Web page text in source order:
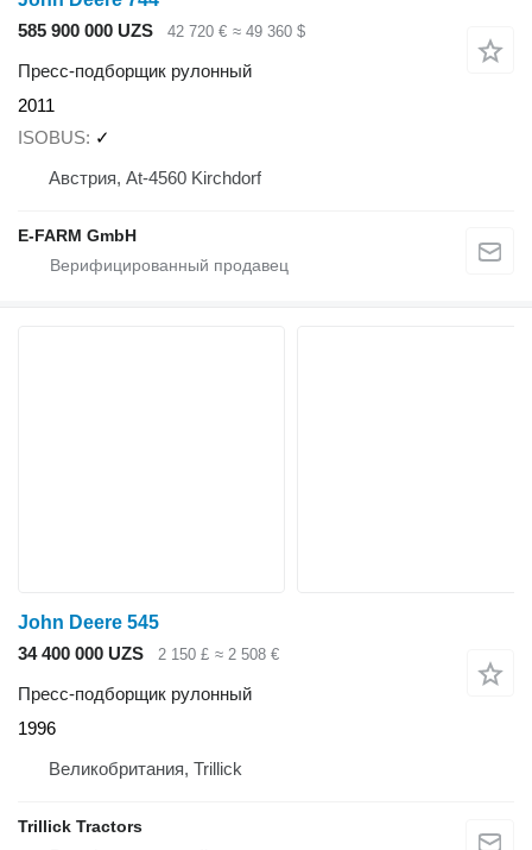
585 900 000 UZS
42 720 € ≈ 49 360 $
Пресс-подборщик рулонный
2011
ISOBUS ✓
Австрия, At-4560 Kirchdorf
E-FARM GmbH
John Deere 545
34 400 000 UZS
2 150 £ ≈ 2 508 €
Пресс-подборщик рулонный
1996
Великобритания, Trillick
Trillick Tractors